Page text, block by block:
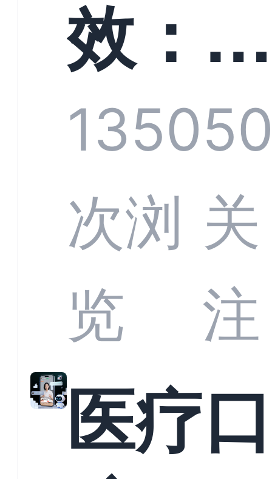
技何以
定义行
业标
准？
效：螳
螂科技
CRM
何助力
教育机
1350
次浏
览
关
注
医疗口